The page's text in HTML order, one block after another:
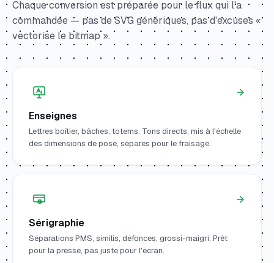
Chaque conversion est préparée pour le flux qui l'a
commandée — pas de SVG génériques, pas d'excuses «
vectorise le bitmap ».
Enseignes
Lettres boîtier, bâches, totems. Tons directs, mis à l'échelle
des dimensions de pose, séparés pour le fraisage.
Sérigraphie
Séparations PMS, similis, défonces, grossi-maigri. Prêt
pour la presse, pas juste pour l'écran.